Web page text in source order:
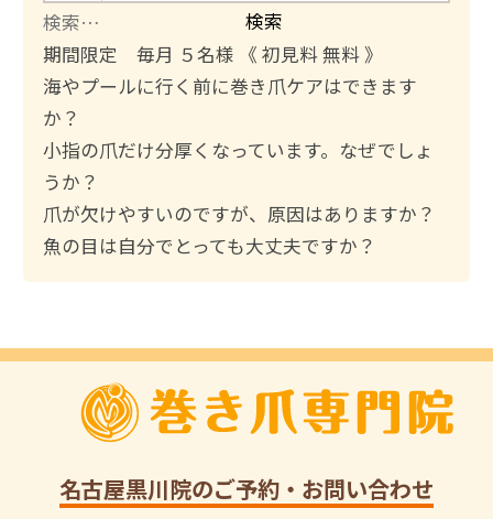
検
索
:
期間限定 毎月 ５名様 《 初見料 無料 》
海やプールに行く前に巻き爪ケアはできます
か？
小指の爪だけ分厚くなっています。なぜでしょ
うか？
爪が欠けやすいのですが、原因はありますか？
魚の目は自分でとっても大丈夫ですか？
名古屋黒川院のご予約・お問い合わせ